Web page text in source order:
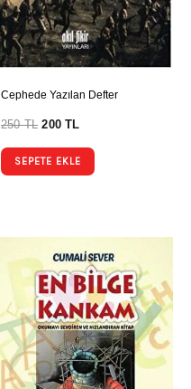
Cephede Yazılan Defter
250TL 200TL
SEPETE EKLE